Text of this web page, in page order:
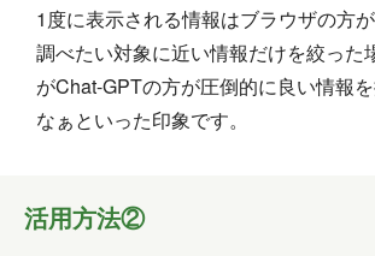
1度に表示される情報はブラウザの方が
調べたい対象に近い情報だけを絞った
がChat-GPTの方が圧倒的に良い情報
なぁといった印象です。
活用方法②